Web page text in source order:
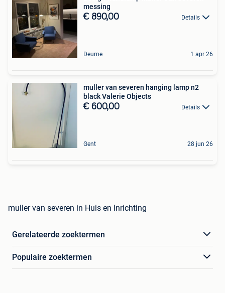
messing
€ 890,00 Details
Deurne 1 apr 26
muller van severen hanging lamp n2
black Valerie Objects
€ 600,00 Details
Gent 28 jun 26
muller van severen in Huis en Inrichting
Gerelateerde zoektermen
Populaire zoektermen